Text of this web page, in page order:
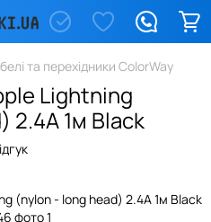
та перехідники ColorWay
Lightning
2.4А 1м Black